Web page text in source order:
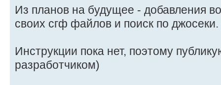
Из планов на будущее - добавления
своих сгф файлов и поиск по джосеки.
Инструкции пока нет, поэтому
разработчиком)